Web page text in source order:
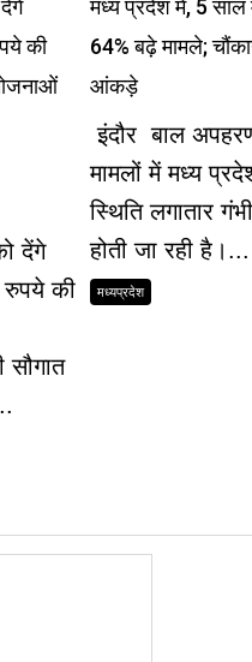
की
देंगे
की
सौगात
मध्य प्रदेश में, 5 साल
64% बढ़े मामले;
आंकड़े
इंदौर बाल
मामलों में मध्य
स्थिति लगातार
होती जा रही है।...
मध्यप्रदेश